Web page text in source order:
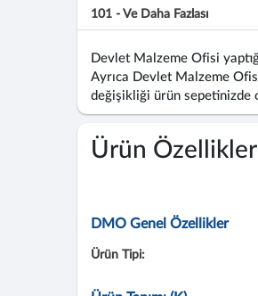
101 - Ve Daha Fazlası
Devlet Malzeme Ofisi
Ayrıca Devlet Malzeme
değişikliği ürün sepetinizde
Ürün
DMO Genel Özellikler
Ürün Tipi: